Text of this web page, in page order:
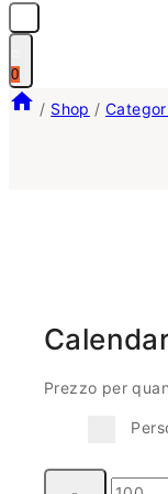
0
/ Shop /
Prezzo per